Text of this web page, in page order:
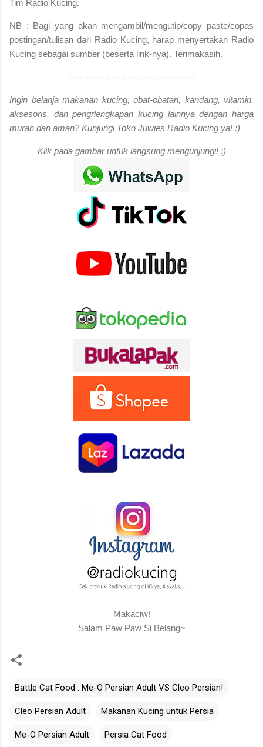
Tim Radio Kucing.
NB : Bagi yang akan mengambil/mengutip/copy paste/copas
postingan/tulisan dari Radio Kucing, harap menyertakan Radio
Kucing sebagai sumber (beserta link-nya). Terimakasih.
========================
Ingin belanja makanan kucing, obat-obatan, kandang, vitamin,
aksesoris, dan pengrlengkapan kucing lainnya dengan harga
murah dan aman? Kunjungi Toko Juwies Radio Kucing ya! :)
Klik pada gambar untuk langsung mengunjungi! :)
Makaciw!
Salam Paw Paw Si Belang~
Battle Cat Food : Me-O Persian Adult VS Cleo Persian!
Cleo Persian Adult Makanan Kucing untuk Persia
Me-O Persian Adult Persia Cat Food